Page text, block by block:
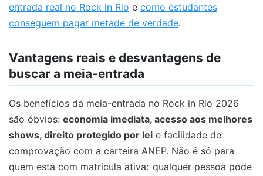
entrada real no Rock in Rio e como estudantes
conseguem pagar metade de verdade.
Vantagens reais e desvantagens de
buscar a meia-entrada
Os benefícios da meia-entrada no Rock in Rio 2026
são óbvios: economia imediata, acesso aos melhores
shows, direito protegido por lei e facilidade de
comprovação com a carteira ANEP. Não é só para
quem está com matrícula ativa: qualquer pessoa pode